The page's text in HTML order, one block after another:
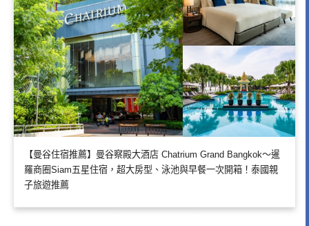
【曼谷住宿推薦】曼谷察殿大酒店 Chatrium Grand Bangkok～暹
羅商圈Siam五星住宿，超大房型、泳池與早餐一次開箱！泰國親
子旅遊推薦